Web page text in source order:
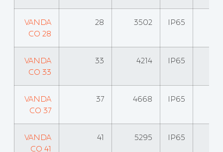
VANDA
CO 28
28 3502 IP65
VANDA
CO 33
33 4214 IP65
VANDA
CO 37
37 4668 IP65
VANDA
CO 41
41 5295 IP65